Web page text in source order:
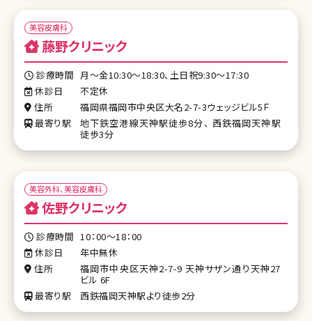
美容皮膚科
藤野クリニック
診療時間 月〜金10:30～18:30、土日祝9:30〜17:30
休診日
不定休
住所
福岡県福岡市中央区大名2-7-3ウェッジビル5Ｆ
最寄り駅
地下鉄空港線天神駅徒歩8分、 西鉄福岡天神駅
徒歩3分
美容外科、美容皮膚科
佐野クリニック
診療時間 10：00～18：00
休診日
年中無休
住所
福岡市中央区天神2-7-9 天神サザン通り天神27
ビル 6F
最寄り駅
西鉄福岡天神駅より徒歩2分